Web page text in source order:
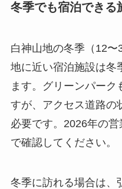
冬季でも宿泊できる
白神山地の冬季（12
地に近い宿泊施設は冬
ます。グリーンパー
すが、アクセス道路の
必要です。2026年の
で確認してください。
冬季に訪れる場合は、